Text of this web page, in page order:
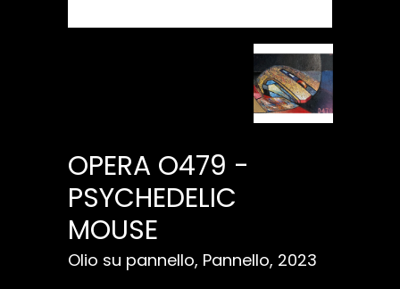
OPERA O479 -
PSYCHEDELIC
MOUSE
Olio su pannello, Pannello, 2023